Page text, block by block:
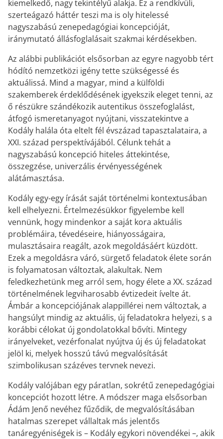
kiemelkedő, nagy tekintélyű alakja. Ez a rendkívüli,
szerteágazó háttér teszi ma is oly hitelessé
nagyszabású zenepedagógiai koncepcióját,
iránymutató állásfoglalásait szakmai kérdésekben.
Az alábbi publikációt elsősorban az egyre nagyobb tért
hódító nemzetközi igény tette szükségessé és
aktuálissá. Mind a magyar, mind a külföldi
szakemberek érdeklődésének igyekszik eleget tenni, az
ő részükre szándékozik autentikus összefoglalást,
átfogó ismeretanyagot nyújtani, visszatekintve a
Kodály halála óta eltelt fél évszázad tapasztalataira, a
XXI. század perspektívájából. Célunk tehát a
nagyszabású koncepció hiteles áttekintése,
összegzése, univerzális érvényességének
alátámasztása.
Kodály egy-egy írását saját történelmi kontextusában
kell elhelyezni. Értelmezésükkor figyelembe kell
vennünk, hogy mindenkor a saját kora aktuális
problémáira, tévedéseire, hiányosságaira,
mulasztásaira reagált, azok megoldásáért küzdött.
Ezek a megoldásra váró, sürgető feladatok élete során
is folyamatosan változtak, alakultak. Nem
feledkezhetünk meg arról sem, hogy élete a XX. század
történelmének legviharosabb évtizedeit ívelte át.
Ámbár a koncepciójának alappillérei nem változtak, a
hangsúlyt mindig az aktuális, új feladatokra helyezi, s a
korábbi célokat új gondolatokkal bővíti. Mintegy
irányelveket, vezérfonalat nyújtva új és új feladatokat
jelöl ki, melyek hosszú távú megvalósítását
szimbolikusan százéves tervnek nevezi.
Kodály valójában egy páratlan, sokrétű zenepedagógiai
koncepciót hozott létre. A módszer maga elsősorban
Ádám Jenő nevéhez fűződik, de megvalósításában
hatalmas szerepet vállaltak más jelentős
tanáregyéniségek is – Kodály egykori növendékei –, akik